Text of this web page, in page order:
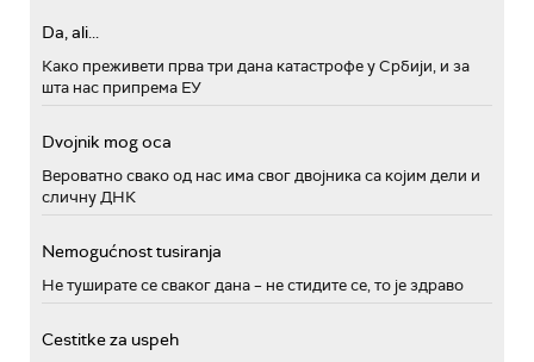
Da, ali...
Како преживети прва три дана катастрофе у Србији, и за
шта нас припрема ЕУ
Dvojnik mog oca
Вероватно свако од нас има свог двојника са којим дели и
сличну ДНК
Nemogućnost tusiranja
Не туширате се сваког дана – не стидите се, то је здраво
Cestitke za uspeh